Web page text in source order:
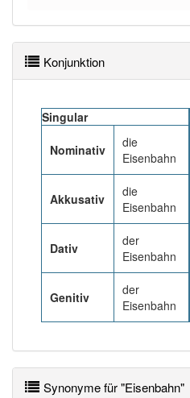
Konjunktion
Singular
Nominativ
die
Eisenbahn
Akkusativ
die
Eisenbahn
Dativ
der
Eisenbahn
Genitiv
der
Eisenbahn
Synonyme für "Eisenbahn"